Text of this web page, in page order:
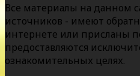
Все материалы на данном
источников - имеют
интернете или присланы
предоставляются
ознакомительных целях.